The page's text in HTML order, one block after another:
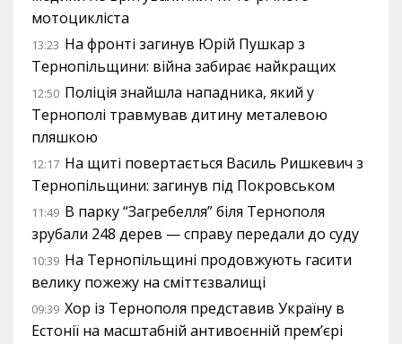
мотоцикліста
13:23 На фронті загинув Юрій Пушкар з
Тернопільщини: війна забирає найкращих
12:50 Поліція знайшла нападника, який у
Тернополі травмував дитину металевою
пляшкою
12:17 На щиті повертається Василь Ришкевич з
Тернопільщини: загинув під Покровськом
11:49 В парку “Загребелля” біля Тернополя
зрубали 248 дерев — справу передали до суду
10:39 На Тернопільщині продовжують гасити
велику пожежу на сміттєзвалищі
09:39 Хор із Тернополя представив Україну в
Естонії на масштабній антивоєнній прем’єрі